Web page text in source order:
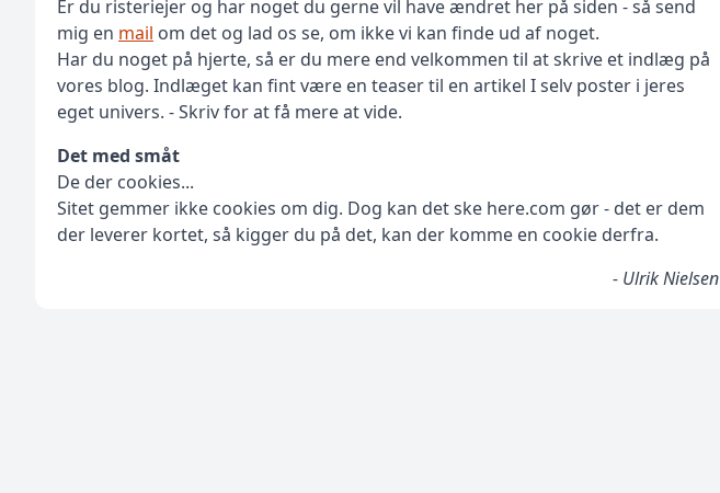
Er du risteriejer og har noget du gerne vil have ændret her på siden - så send
mig en mail om det og lad os se, om ikke vi kan finde ud af noget.
Har du noget på hjerte, så er du mere end velkommen til at skrive et indlæg på
vores blog. Indlæget kan fint være en teaser til en artikel I selv poster i jeres
eget univers. - Skriv for at få mere at vide.
Det med småt
De der cookies...
Sitet gemmer ikke cookies om dig. Dog kan det ske here.com gør - det er dem
der leverer kortet, så kigger du på det, kan der komme en cookie derfra.
- Ulrik Nielsen